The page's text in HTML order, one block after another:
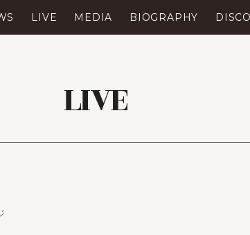
LIVE MEDIA BIOGRAPHY
LIVE